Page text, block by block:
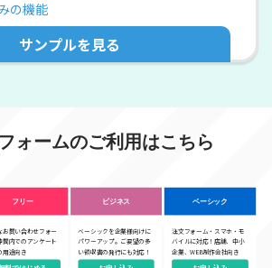
サンプルを見る
の機能
ォームのご利用はこちら
フリー ビジネス ベーシック
お問い合わせフォー
間内でのアンケート
用途向き
ベーシックを企業様向けに
パワーアップ。ご要望の多
い領収書の発行にも対応！
注文フォーム・スマホ・モ
バイルに対応！店舗、中小
企業、WEB制作会社向き